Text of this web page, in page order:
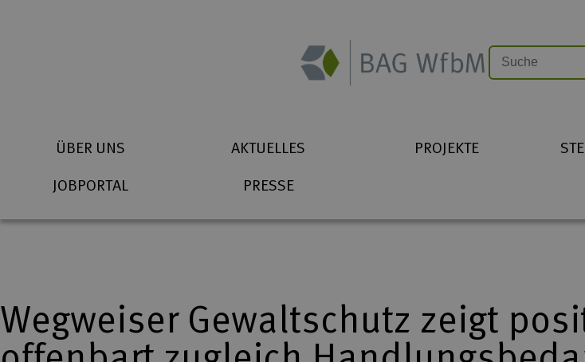
ÜBER UNS AKTUELLES PROJEKTE
JOBPORTAL
PRESSE
Wegweiser Gewaltschutz zeigt